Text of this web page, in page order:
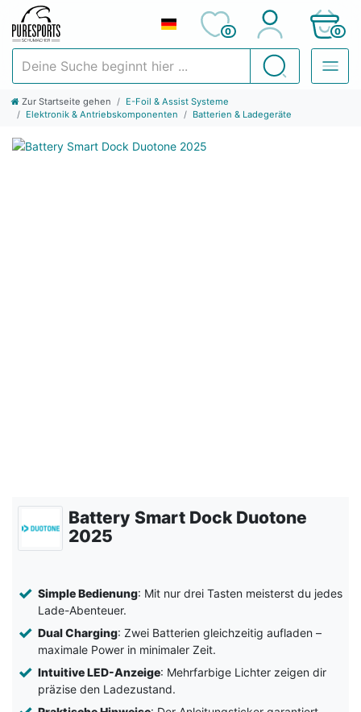
Suchen
0 0
Zur Startseite gehen
E-Foil & Assist Systeme
Elektronik & Antriebskomponenten
Batterien & Ladegeräte
Battery Smart Dock Duotone
2025
Simple Bedienung: Mit nur drei Tasten meisterst du jedes
Lade-Abenteuer.
Dual Charging: Zwei Batterien gleichzeitig aufladen –
maximale Power in minimaler Zeit.
Intuitive LED-Anzeige: Mehrfarbige Lichter zeigen dir
präzise den Ladezustand.